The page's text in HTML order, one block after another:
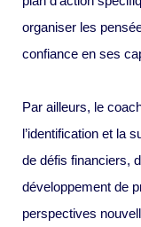
organiser les
confiance en ses
Par ailleurs, le
l’identification et la
de défis financiers,
développement de
perspectives